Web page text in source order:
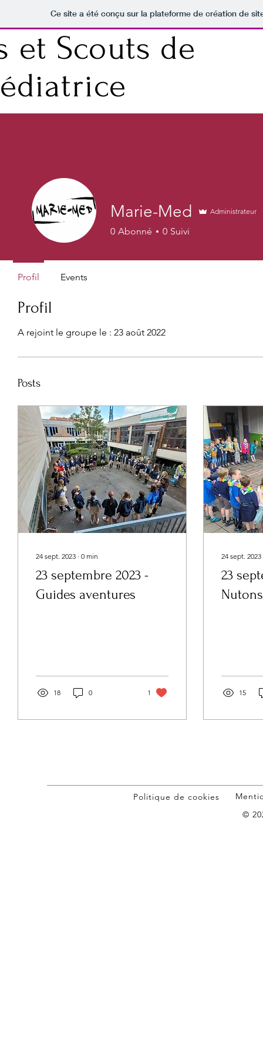
Ce site a été conçu sur la plateforme de création de
et Scouts de
Profil
A rejoint le groupe le : 23 août 2022
Posts
24 sept. 2023 ∙ 0 min
23 septembre 2023 -
Guides aventures
18 0 1
24 sept. 2023
23
Nutons
15
Marie-Med Administrateur
0 Abonné 0 Suivi
Profil Events
Politique de cookies
©